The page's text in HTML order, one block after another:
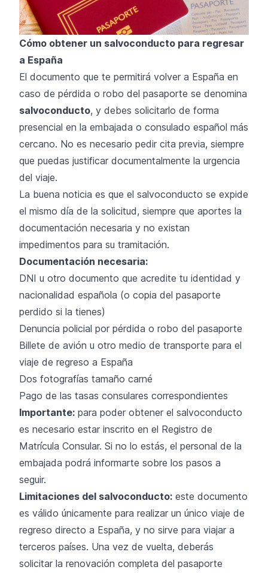
Cómo obtener un salvoconducto para regresar
a España
El documento que te permitirá volver a España en
caso de pérdida o robo del pasaporte se denomina
salvoconducto, y debes solicitarlo de forma
presencial en la embajada o consulado español más
cercano. No es necesario pedir cita previa, siempre
que puedas justificar documentalmente la urgencia
del viaje.
La buena noticia es que el salvoconducto se expide
el mismo día de la solicitud, siempre que aportes la
documentación necesaria y no existan
impedimentos para su tramitación.
Documentación necesaria:
DNI u otro documento que acredite tu identidad y
nacionalidad española (o copia del pasaporte
perdido si la tienes)
Denuncia policial por pérdida o robo del pasaporte
Billete de avión u otro medio de transporte para el
viaje de regreso a España
Dos fotografías tamaño carné
Pago de las tasas consulares correspondientes
Importante: para poder obtener el salvoconducto
es necesario estar inscrito en el Registro de
Matrícula Consular. Si no lo estás, el personal de la
embajada podrá informarte sobre los pasos a
seguir.
Limitaciones del salvoconducto: este documento
es válido únicamente para realizar un único viaje de
regreso directo a España, y no sirve para viajar a
terceros países. Una vez de vuelta, deberás
solicitar la renovación completa del pasaporte